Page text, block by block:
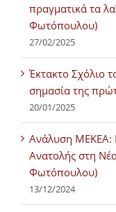
πραγματικά τα
Φωτόπουλου)
27/02/2025
Έκτακτο Σχόλιο
σημασία της
20/01/2025
Ανάλυση ΜΕΚΕΑ:
Ανατολής στη
Φωτόπουλου)
13/12/2024